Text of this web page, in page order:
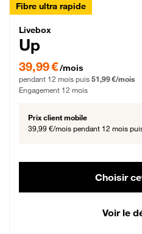
Fibre ultra rapide
Livebox Up Fibre
Livebox
Up
39,99 € par mois pendant 12 mois
39,99 €/mois
pendant 12 mois puis 51,99 €/mois
Engagement 12 mois
Prix client mobile
39,99 €/mois pendant 12 mois
Choisir
Voir le